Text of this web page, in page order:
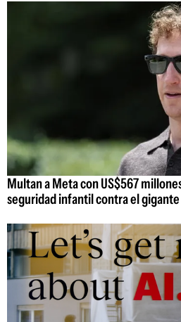
Multan a Meta con US$567
seguridad infantil contra el gigante